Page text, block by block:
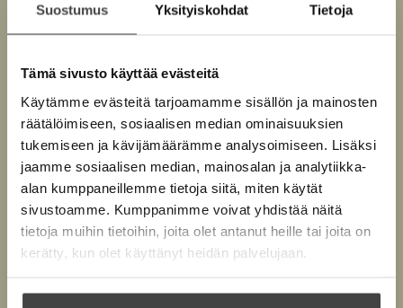
Suostumus Yksityiskohdat Tietoja
Tämä sivusto käyttää evästeitä
Käytämme evästeitä tarjoamamme sisällön ja mainosten
räätälöimiseen, sosiaalisen median ominaisuuksien
tukemiseen ja kävijämäärämme analysoimiseen. Lisäksi
jaamme sosiaalisen median, mainosalan ja analytiikka-
alan kumppaneillemme tietoja siitä, miten käytät
sivustoamme. Kumppanimme voivat yhdistää näitä
tietoja muihin tietoihin, joita olet antanut heille tai joita on
kerätty, kun olet käyttänyt heidän palvelujaan.
Kuva: Kajsa Göransson
Teokset